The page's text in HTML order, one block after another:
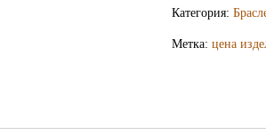
Категория:
Метка: цена